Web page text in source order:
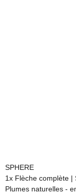
SPHERE
1x Flèche complète |
Plumes naturelles -